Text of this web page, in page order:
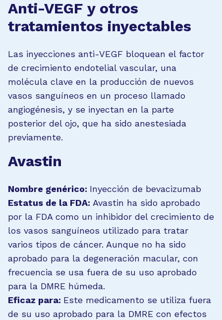
Anti-VEGF y otros
tratamientos inyectables
Las inyecciones anti-VEGF bloquean el factor
de crecimiento endotelial vascular, una
molécula clave en la producción de nuevos
vasos sanguíneos en un proceso llamado
angiogénesis, y se inyectan en la parte
posterior del ojo, que ha sido anestesiada
previamente.
Avastin
Nombre genérico: Inyección de bevacizumab
Estatus de la FDA: Avastin ha sido aprobado
por la FDA como un inhibidor del crecimiento de
los vasos sanguíneos utilizado para tratar
varios tipos de cáncer. Aunque no ha sido
aprobado para la degeneración macular, con
frecuencia se usa fuera de su uso aprobado
para la DMRE húmeda.
Eficaz para: Este medicamento se utiliza fuera
de su uso aprobado para la DMRE con efectos